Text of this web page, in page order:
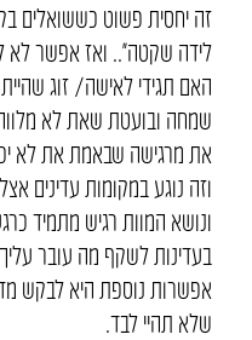
זה יחסית פשוט כששואלים
לידה שקטה״.. ואז אפשר לא
האם תגידי לאישה/ זוג
שמחה ובועטת שאת לא
את מרגישה שבאמת את לא
וזה נוגע במקומות עדינים
ונושא המוות רגיש מתמיד
בעדינות לשקף מה עובר
אפשרות נוספת היא לבקש
שלא תהיי לבד.